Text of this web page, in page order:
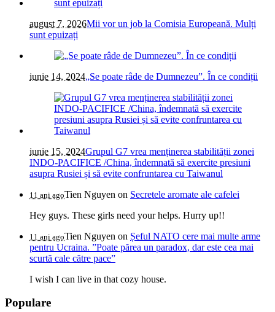
august 7, 2026Mii vor un job la Comisia Europeană. Mulți
sunt epuizați
iunie 14, 2024„Se poate râde de Dumnezeu”. În ce condiții
iunie 15, 2024Grupul G7 vrea menținerea stabilității zonei
INDO-PACIFICE /China, îndemnată să exercite presiuni
asupra Rusiei și să evite confruntarea cu Taiwanul
11 ani agoTien Nguyen on Secretele aromate ale cafelei
Hey guys. These girls need your helps. Hurry up!!
11 ani agoTien Nguyen on Șeful NATO cere mai multe arme
pentru Ucraina. ”Poate părea un paradox, dar este cea mai
scurtă cale către pace”
I wish I can live in that cozy house.
Populare